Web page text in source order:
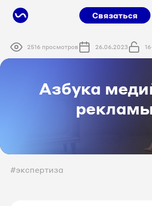
Связаться
2516 просмотров 26.06.2023
Азбука
#экспертиза